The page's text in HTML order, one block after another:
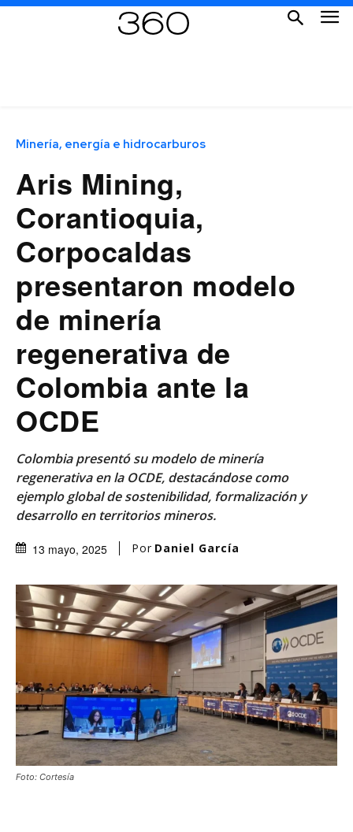
Minería, energía e hidrocarburos
Aris Mining,
Corantioquia,
Corpocaldas
presentaron modelo
de minería
regenerativa de
Colombia ante la
OCDE
Colombia presentó su modelo de minería
regenerativa en la OCDE, destacándose como
ejemplo global de sostenibilidad, formalización y
desarrollo en territorios mineros.
13 mayo, 2025 Por Daniel García
Foto: Cortesía